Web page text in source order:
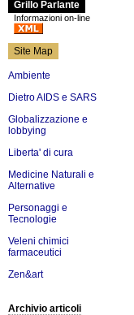
Grillo Parlante
Informazioni on-line
Site Map
Ambiente
Dietro AIDS e SARS
Globalizzazione e
lobbying
Liberta' di cura
Medicine Naturali e
Alternative
Personaggi e
Tecnologie
Veleni chimici
farmaceutici
Zen&art
Archivio articoli